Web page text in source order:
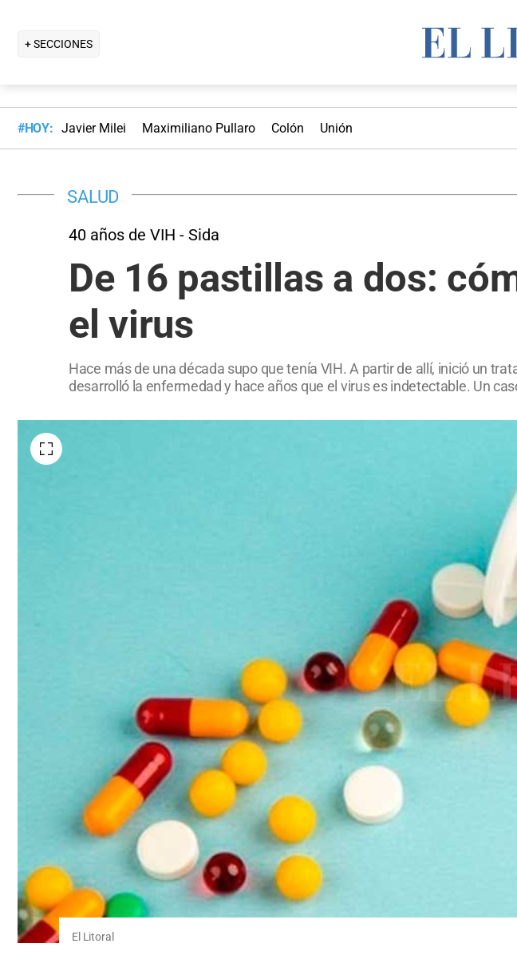
+ SECCIONES
#HOY: Javier Milei Maximiliano Pullaro Colón Unión
SALUD
40 años de VIH - Sida
De 16 pastillas a dos:
el virus
Hace más de una década supo que tenía VIH. A partir de allí, inició un
desarrolló la enfermedad y hace años que el virus es indetectable. Un
El Litoral